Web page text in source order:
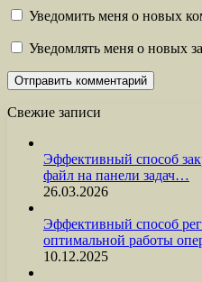
Уведомить меня о новых
Уведомлять меня о новых
Свежие записи
Эффективный способ
файл на панели задач…
26.03.2026
Эффективный способ
оптимальной работы
10.12.2025